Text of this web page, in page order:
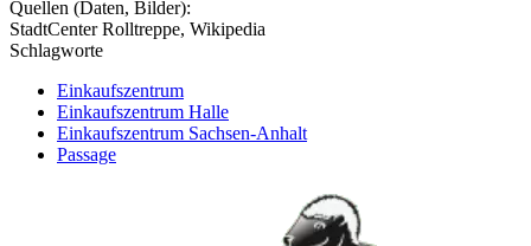
Quellen (Daten, Bilder):
StadtCenter Rolltreppe, Wikipedia
Schlagworte
Einkaufszentrum
Einkaufszentrum Halle
Einkaufszentrum Sachsen-Anhalt
Passage